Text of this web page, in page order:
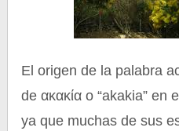
El origen de la palabra
de ακακία o “akakia” en
ya que muchas de sus